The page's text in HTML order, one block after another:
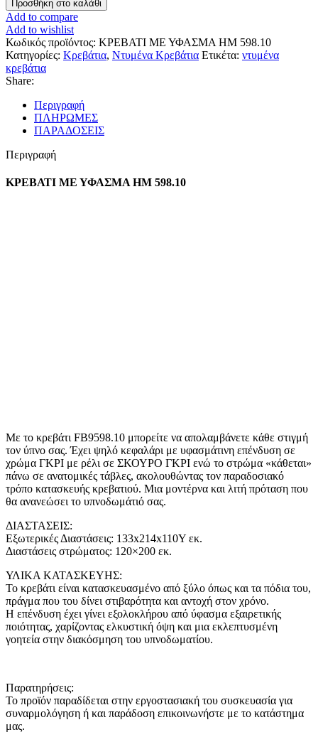
Προσθήκη στο καλάθι
Add to compare
Add to wishlist
Κωδικός προϊόντος: ΚΡΕΒΑΤΙ ΜΕ ΥΦΑΣΜΑ HM 598.10
Κατηγορίες: Κρεβάτια, Ντυμένα Κρεβάτια Ετικέτα: ντυμένα
κρεβάτια
Share:
Περιγραφή
ΠΛΗΡΩΜΕΣ
ΠΑΡΑΔΟΣΕΙΣ
Περιγραφή
ΚΡΕΒΑΤΙ ΜΕ ΥΦΑΣΜΑ HM 598.10
Με το κρεβάτι FB9598.10 μπορείτε να απολαμβάνετε κάθε στιγμή
τον ύπνο σας. Έχει ψηλό κεφαλάρι με υφασμάτινη επένδυση σε
χρώμα ΓΚΡΙ με ρέλι σε ΣΚΟΥΡΟ ΓΚΡΙ ενώ το στρώμα «κάθεται»
πάνω σε ανατομικές τάβλες, ακολουθώντας τον παραδοσιακό
τρόπο κατασκευής κρεβατιού. Μια μοντέρνα και λιτή πρόταση που
θα ανανεώσει το υπνοδωμάτιό σας.
ΔΙΑΣΤΑΣΕΙΣ:
Εξωτερικές Διαστάσεις: 133x214x110Υ εκ.
Διαστάσεις στρώματος: 120×200 εκ.
ΥΛΙΚΑ ΚΑΤΑΣΚΕΥΗΣ:
Το κρεβάτι είναι κατασκευασμένο από ξύλο όπως και τα πόδια του,
πράγμα που του δίνει στιβαρότητα και αντοχή στον χρόνο.
Η επένδυση έχει γίνει εξολοκλήρου από ύφασμα εξαιρετικής
ποιότητας, χαρίζοντας ελκυστική όψη και μια εκλεπτυσμένη
γοητεία στην διακόσμηση του υπνοδωματίου.
Παρατηρήσεις:
Το προϊόν παραδίδεται στην εργοστασιακή του συσκευασία για
συναρμολόγηση ή και παράδοση επικοινωνήστε με το κατάστημα
μας.